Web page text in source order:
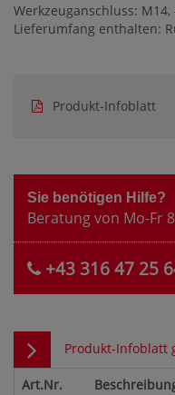
Werkzeuganschluss:
Lieferumfang enthalten:
Produkt-Infoblatt
Sie benötigen Hilfe?
Beratung von Mo-Fr
+43 316 47 25
Produkt-Infoblatt
Art.Nr.